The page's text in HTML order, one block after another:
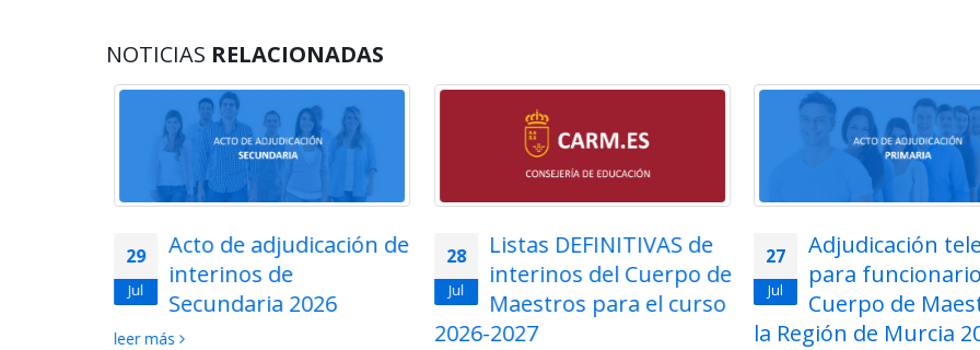
NOTICIAS RELACIONADAS
29
Jul
Acto de adjudicación de
interinos de
Secundaria 2026
leer más
28
Jul
Listas DEFINITIVAS de
interinos del Cuerpo de
Maestros para el curso
2026-2027
27
Jul
Adjudicación
para
Cuerpo de
la Región de Murcia